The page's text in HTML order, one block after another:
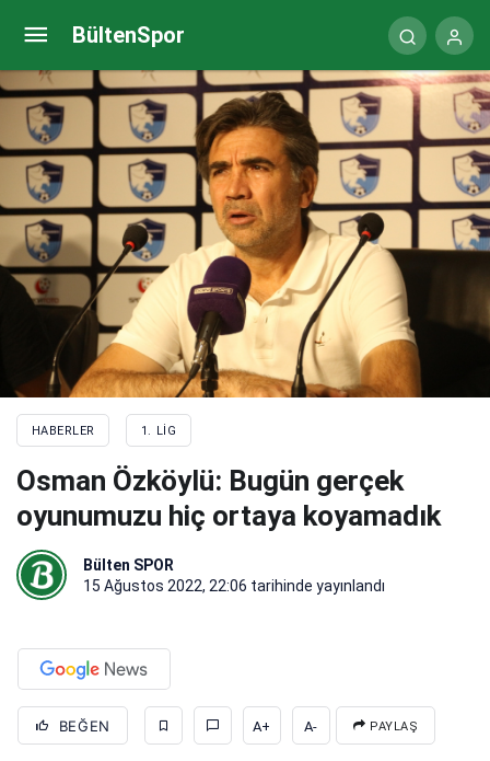
BültenSpor
HABERLER 1. LIG
Osman Özköylü: Bugün gerçek
oyunumuzu hiç ortaya koyamadık
Bülten SPOR
15 Ağustos 2022, 22:06 tarihinde yayınlandı
BEĞEN A+ A- PAYLAŞ
Muzaffer Bilazer: Oyun ve taktik anlamında takım
istediğimizi yaptı